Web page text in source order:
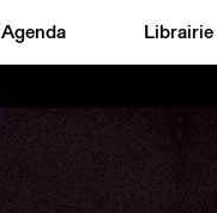
Agenda Librairie